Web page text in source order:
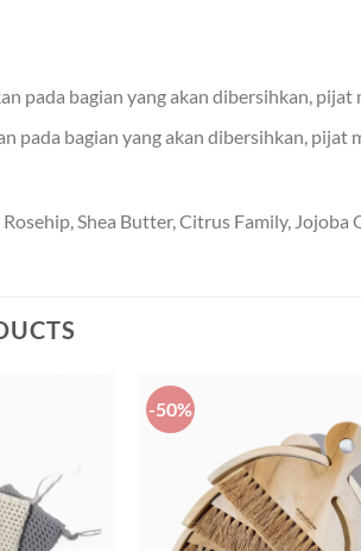
pada bagian yang akan dibersihkan,
pada bagian yang akan dibersihkan,
Shea Butter, Citrus Family, Jojoba
-50%